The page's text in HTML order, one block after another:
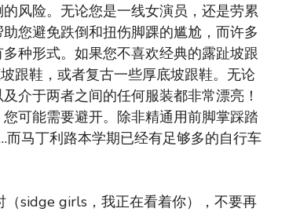
风险。无论您是一线女演员，还是劳累
您避免跌倒和扭伤脚踝的尴尬，而许多
种形式。如果您不喜欢经典的露趾坡跟
跟鞋，或者复古一些厚底坡跟鞋。无论
介于两者之间的任何服装都非常漂亮！
可能需要避开。除非精通用前脚掌踩踏
马丁利路本学期已经有足够多的自行车
sidge girls，我正在看着你），不要再